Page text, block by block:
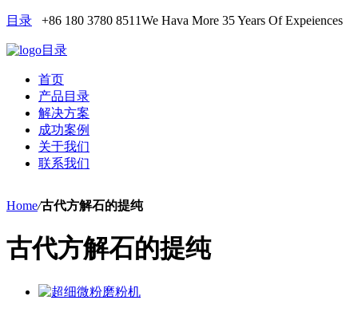
目录 +86 180 3780 8511We Hava More 35 Years Of Expeiences
目录
首页
产品目录
解决方案
成功案例
关于我们
联系我们
Home/古代方解石的提纯
古代方解石的提纯